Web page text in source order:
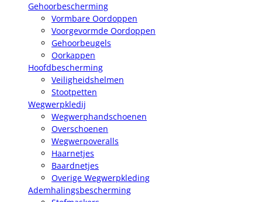
Gehoorbescherming
Vormbare Oordoppen
Voorgevormde Oordoppen
Gehoorbeugels
Oorkappen
Hoofdbescherming
Veiligheidshelmen
Stootpetten
Wegwerpkledij
Wegwerphandschoenen
Overschoenen
Wegwerpoveralls
Haarnetjes
Baardnetjes
Overige Wegwerpkleding
Ademhalingsbescherming